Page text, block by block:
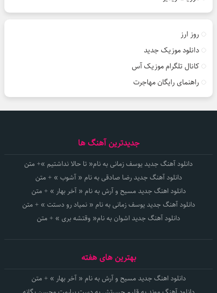
روز ارز
دانلود موزیک جدید
کانال تلگرام موزیک آس
راهنمای رایگان مهاجرت
جدیدترین آهنگ ها
دانلود آهنگ جدید یوسف زمانی به نام« تا حالا نداشتیم »+ متن
دانلود آهنگ جدید رضا صادقی به نام « آشوب » + متن
دانلود اهنگ جدید مسیح و آرش به نام « آخر بهار » + متن
دانلود آهنگ جدید یوسف زمانی به نام « نمیاد رو دستت » + متن
دانلود آهنگ جدید اشوان به نام« وقتشه بری » + متن
بهترین های هفته
دانلود اهنگ جدید مسیح و آرش به نام « آخر بهار » + متن